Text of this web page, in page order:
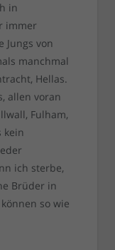
in
immer
Jungs von
manchmal
Hellas.
allen voran
Fulham,
kein
ich sterbe,
Brüder in
so wie